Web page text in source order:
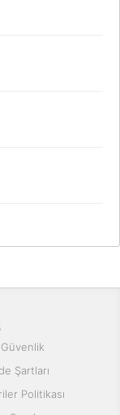
ve diğer
Şartları
Politikası